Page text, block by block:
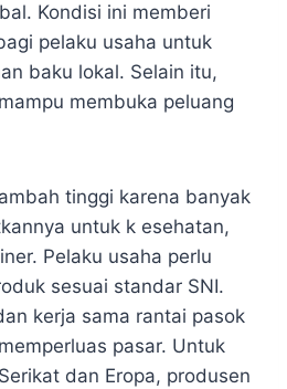
Kondisi ini memberi
pelaku usaha untuk
baku lokal. Selain itu,
membuka peluang
tinggi karena banyak
untuk k esehatan,
Pelaku usaha perlu
sesuai standar SNI.
kerja sama rantai pasok
pasar. Untuk
dan Eropa, produsen